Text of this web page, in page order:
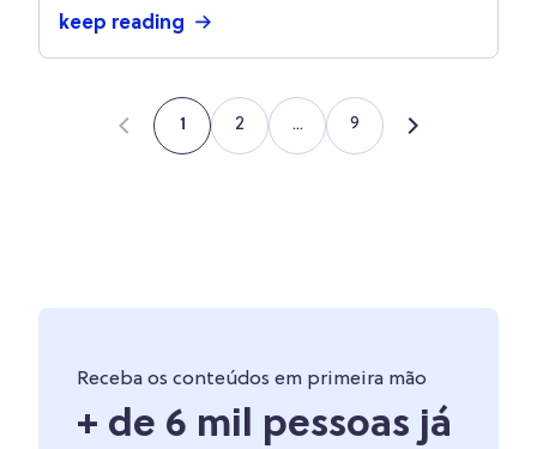
keep reading
1 2 ... 9
Receba os conteúdos em primeira mão
+ de 6 mil pessoas já